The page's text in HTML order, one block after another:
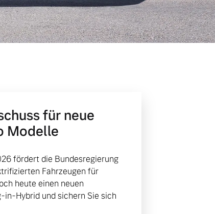
für neue
Modelle
fördert die Bundesregierung
Fahrzeugen für
heute einen neuen
in-Hybrid und sichern Sie sich